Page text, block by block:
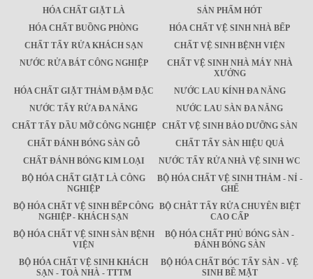
HÓA CHẤT GIẶT LÀ
SẢN PHẨM HÓT
HÓA CHẤT BUỒNG PHÒNG
HÓA CHẤT VỆ SINH NHÀ BẾP
CHẤT TẨY RỬA KHÁCH SẠN
CHẤT VỆ SINH BỆNH VIỆN
NƯỚC RỬA BÁT CÔNG NGHIỆP
CHẤT VỆ SINH NHÀ MÁY NHÀ
XƯỞNG
HÓA CHẤT GIẶT THẢM ĐẬM ĐẶC
NƯỚC LAU KÍNH ĐA NĂNG
NƯỚC TẨY RỬA ĐA NĂNG
NƯỚC LAU SÀN ĐA NĂNG
CHẤT TẨY DẦU MỠ CÔNG NGHIỆP
CHẤT VỆ SINH BẢO DƯỠNG SÀN
CHẤT ĐÁNH BÓNG SÀN GỖ
CHẤT TẨY SÀN HIỆU QUẢ
CHẤT ĐÁNH BÓNG KIM LOẠI
NƯỚC TẨY RỬA NHÀ VỆ SINH WC
BỘ HÓA CHẤT GIẶT LÀ CÔNG
NGHIỆP
BỘ HÓA CHẤT VỆ SINH THẢM - NỈ -
GHẾ
BỘ HÓA CHẤT VỆ SINH BẾP CÔNG
NGHIỆP - KHÁCH SẠN
BỘ CHÂT TẨY RỬA CHUYÊN BIỆT
CAO CẤP
BỘ HÓA CHẤT VỆ SINH SÀN BỆNH
VIỆN
BỘ HÓA CHẤT PHỦ BÓNG SÀN -
ĐÁNH BÓNG SÀN
BỘ HÓA CHẤT VỆ SINH KHÁCH
SẠN - TOÀ NHÀ - TTTM
BỘ HÓA CHẤT BÓC TẨY SÀN - VỆ
SINH BỀ MẶT